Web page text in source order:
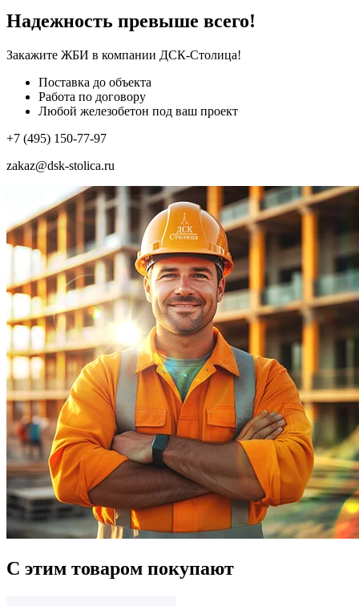
Надежность превыше всего!
Закажите ЖБИ в компании ДСК-Столица!
Поставка до объекта
Работа по договору
Любой железобетон под ваш проект
+7 (495) 150-77-97
zakaz@dsk-stolica.ru
С этим товаром покупают